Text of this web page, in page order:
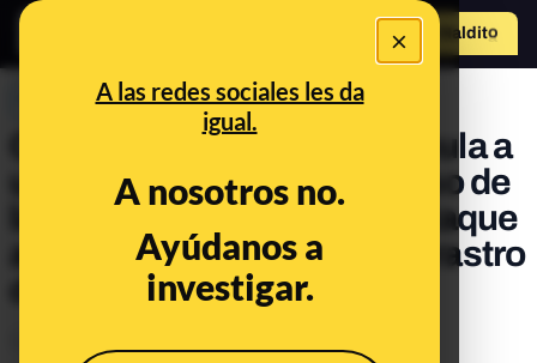
×
A las redes sociales les da
igual.
A nosotros no.
Ayúdanos a
investigar.
Hazte Maldito
PREBUNKING
Cuando un nombre se vincula a
una desinformación: el caso de
la mujer embarazada del ataque
al hospital en Ucrania y su rastro